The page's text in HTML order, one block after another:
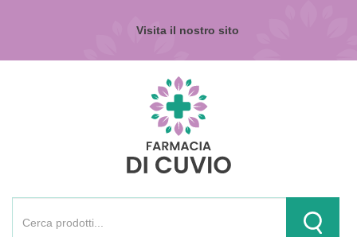
Visita il nostro sito
Prodotto
Cerca